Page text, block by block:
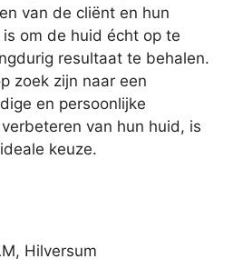
van de cliënt en hun
om de huid écht op te
resultaat te behalen.
zoek zijn naar een
en persoonlijke
van hun huid, is
keuze.
Hilversum